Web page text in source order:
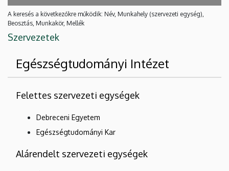
A keresés a következőkre működik: Név, Munkahely (szervezeti egység),
Beosztás, Munkakör, Mellék
Szervezetek
Egészségtudományi Intézet
Felettes szervezeti egységek
Debreceni Egyetem
Egészségtudományi Kar
Alárendelt szervezeti egységek